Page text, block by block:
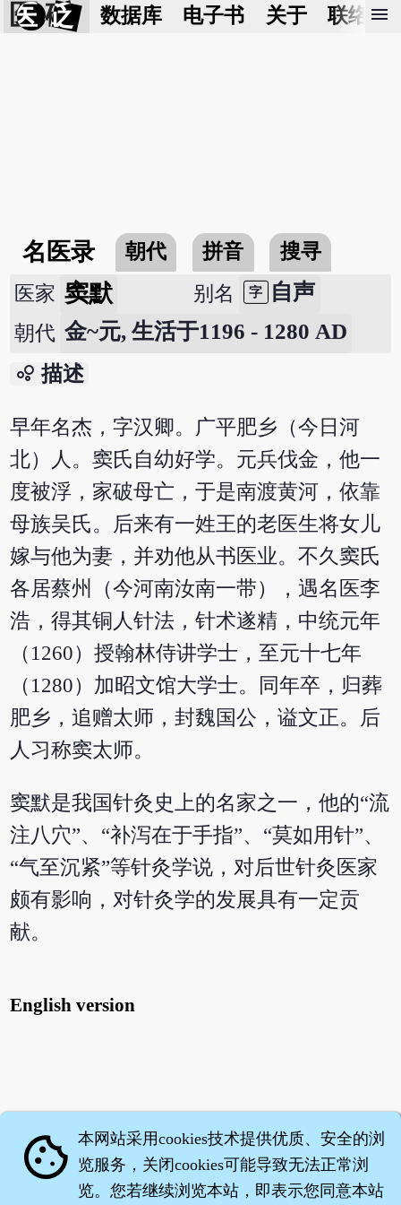
医 砭 数据库 电子书 关于 联络我
menu
名医录 朝代 拼音
搜寻
医家 窦默 别名 字 自声
朝代 金~元, 生活于1196 - 1280 AD
bubble_chart 描述
早年名杰，字汉卿。广平肥乡（今日河
北）人。窦氏自幼好学。元兵伐金，他一
度被浮，家破母亡，于是南渡黄河，依靠
母族吴氏。后来有一姓王的老医生将女儿
嫁与他为妻，并劝他从书医业。不久窦氏
各居蔡州（今河南汝南一带），遇名医李
浩，得其铜人针法，针术遂精，中统元年
（1260）授翰林侍讲学士，至元十七年
（1280）加昭文馆大学士。同年卒，归葬
肥乡，追赠太师，封魏国公，谥文正。后
人习称窦太师。
窦默是我国针灸史上的名家之一，他的“流
注八穴”、“补泻在于手指”、“莫如用针”、
“气至沉紧”等针灸学说，对后世针灸医家
颇有影响，对针灸学的发展具有一定贡
献。
English version
cookie 本网站采用cookies技术提供优质、安全的浏
览服务，关闭cookies可能导致无法正常浏
览。您若继续浏览本站，即表示您同意本站